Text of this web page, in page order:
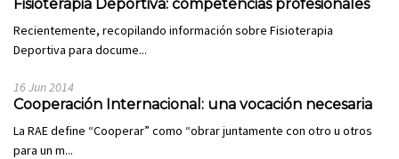
Fisioterapia Deportiva: competencias profesionales
Recientemente, recopilando información sobre Fisioterapia
Deportiva para docume...
16 Jun 2014
Cooperación Internacional: una vocación necesaria
La RAE define “Cooperar” como “obrar juntamente con otro u otros
para un m...